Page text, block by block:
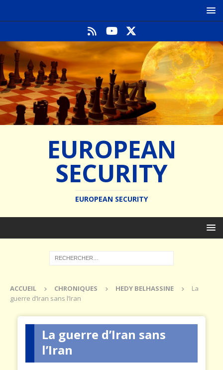
EUROPEAN
SECURITY
EUROPEAN SECURITY
ACCUEIL CHRONIQUES HEDY BELHASSINE
La
guerre d’Iran sans l’Iran
La guerre d’Iran sans
l’Iran